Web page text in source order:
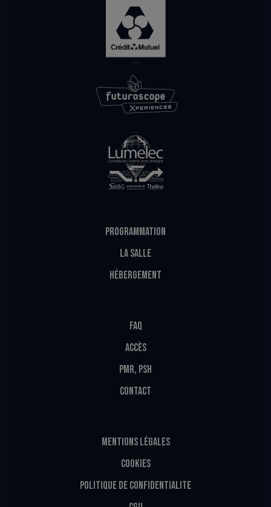
PROGRAMMATION
LA SALLE
HÉBERGEMENT
FAQ
ACCÈS
PMR, PSH
CONTACT
MENTIONS LÉGALES
COOKIES
POLITIQUE DE CONFIDENTIALITE